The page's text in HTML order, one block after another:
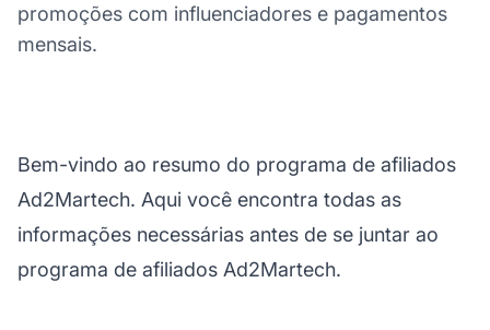
promoções com influenciadores e pagamentos
mensais.
Bem-vindo ao resumo do programa de afiliados
Ad2Martech. Aqui você encontra todas as
informações necessárias antes de se juntar ao
programa de afiliados Ad2Martech.